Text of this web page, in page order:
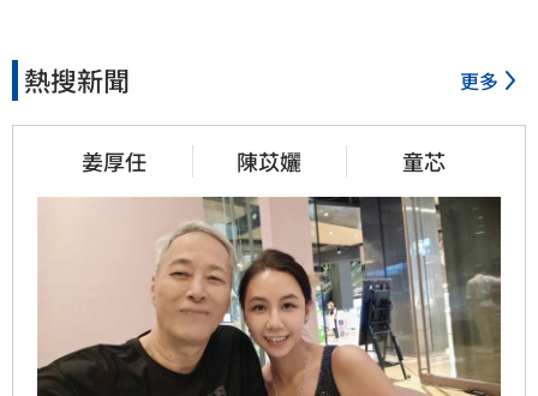
熱搜新聞 更多
姜厚任 陳苡孋 童芯